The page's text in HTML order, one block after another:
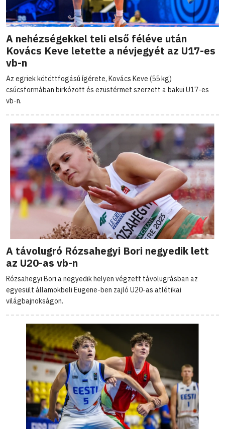
A nehézségekkel teli első féléve után
Kovács Keve letette a névjegyét az U17-es
vb-n
Az egriek kötöttfogású ígérete, Kovács Keve (55 kg)
csúcsformában birkózott és ezüstérmet szerzett a bakui U17-es
vb-n.
A távolugró Rózsahegyi Bori negyedik lett
az U20-as vb-n
Rózsahegyi Bori a negyedik helyen végzett távolugrásban az
egyesült államokbeli Eugene-ben zajló U20-as atlétikai
világbajnokságon.